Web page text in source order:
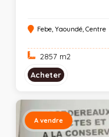
Febe, Yaoundé, Centre
2857 m2
Acheter
A vendre